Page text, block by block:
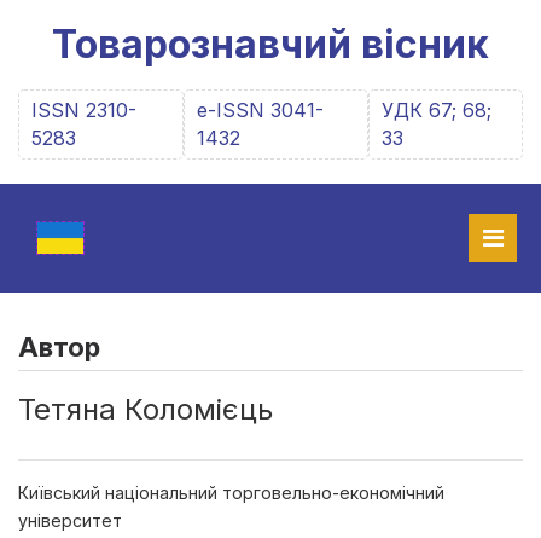
Товарознавчий вісник
ISSN 2310-
5283
e-ISSN 3041-
1432
УДК 67; 68;
33
Автор
Тетяна Коломієць
Київський національний торговельно-економічний
університет